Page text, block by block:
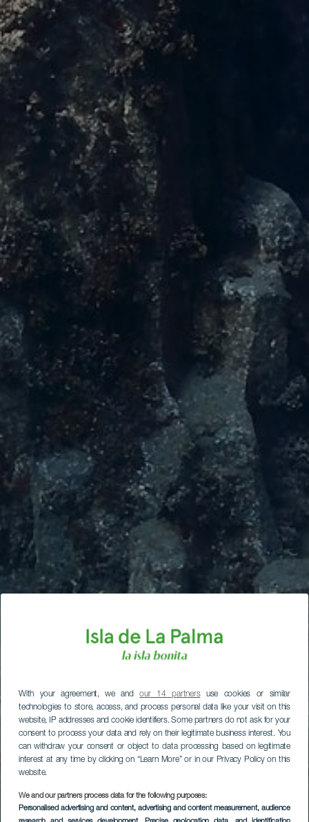
With your agreement, we andour 14 partnersuse cookies or similar
technologies to store, access, and process personal data like your visit on this
website, IP addresses and cookie identifiers. Some partners do not ask for your
consent to process your data and rely on their legitimate business interest. You
can withdraw your consent or object to data processing based on legitimate
interest at any time by clicking on “Learn More” or in our Privacy Policy on this
website.
We and our partners process data for the following purposes:
Personalised advertising and content, advertising and content measurement, audience